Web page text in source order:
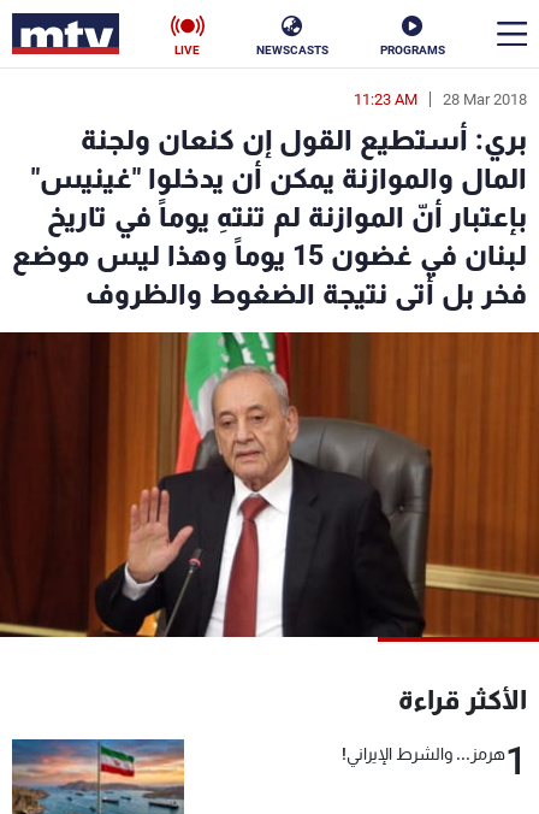
PROGRAMS
NEWSCASTS
LIVE
28 Mar 2018
11:23 AM
بري: أستطيع القول إن كنعان ولجنة
المال والموازنة يمكن أن يدخلوا "غينيس"
بإعتبار أنّ الموازنة لم تنتهِ يوماً في تاريخ
لبنان في غضون 15 يوماً وهذا ليس موضع
فخر بل أتى نتيجة الضغوط والظروف
الأكثر قراءة
1هرمز... والشرط الإيراني!
en
الأخبار
سياسة ناس
إقتصاد
منوعات رياضة
جدول البرامج
شاهد البرامج
الترددات
الإنـتـاج
سياسة الخصوصية